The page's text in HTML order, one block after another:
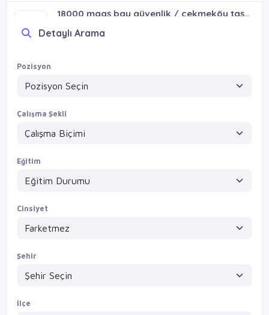
VİZYONVİP GROUP
VİZYONVİP GROUP
Detaylı Arama
Pozisyon
Çalışma Şekli
Eğitim
Cinsiyet
Şehir
İlçe